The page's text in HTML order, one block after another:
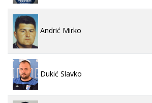
Andrić Mirko
Dukić Slavko